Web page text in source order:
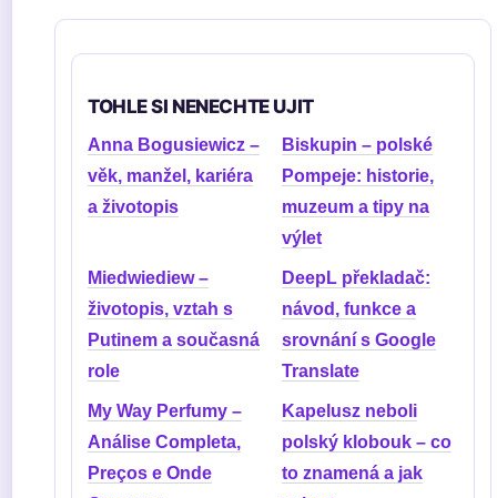
TOHLE SI NENECHTE UJIT
Anna Bogusiewicz –
věk, manžel, kariéra
a životopis
Biskupin – polské
Pompeje: historie,
muzeum a tipy na
výlet
Miedwiediew –
životopis, vztah s
Putinem a současná
role
DeepL překladač:
návod, funkce a
srovnání s Google
Translate
My Way Perfumy –
Análise Completa,
Preços e Onde
Kapelusz neboli
polský klobouk – co
to znamená a jak